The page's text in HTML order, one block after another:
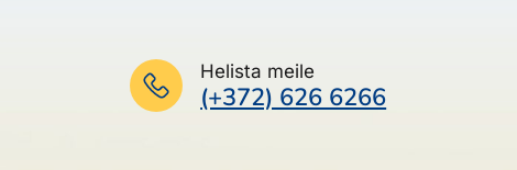
Helista meile
(+372) 626 6266